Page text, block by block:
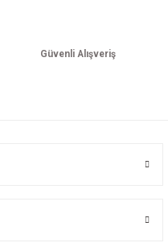
Güvenli Alışveriş